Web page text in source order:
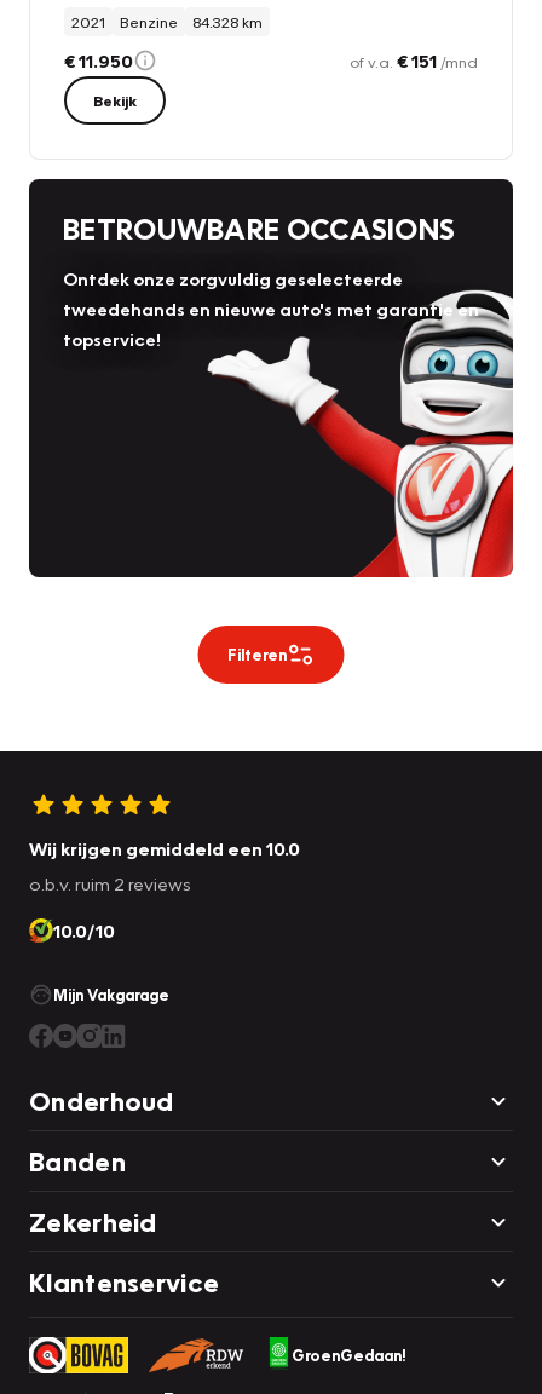
2021
Benzine 84.328 km
€ 11.950 of v.a. € 151 /mnd
Bekijk
BETROUWBARE OCCASIONS
Ontdek onze zorgvuldig geselecteerde
tweedehands en nieuwe auto's met garantie en
topservice!
Filteren
Wij krijgen gemiddeld een 10.0
o.b.v. ruim 2 reviews
10.0/10
Mijn Vakgarage
Onderhoud
Banden
Zekerheid
Klantenservice
GroenGedaan!